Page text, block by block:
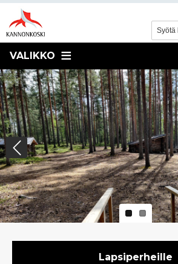
VALIKKO
Previous
Pikavalikko
Lapsiperheille